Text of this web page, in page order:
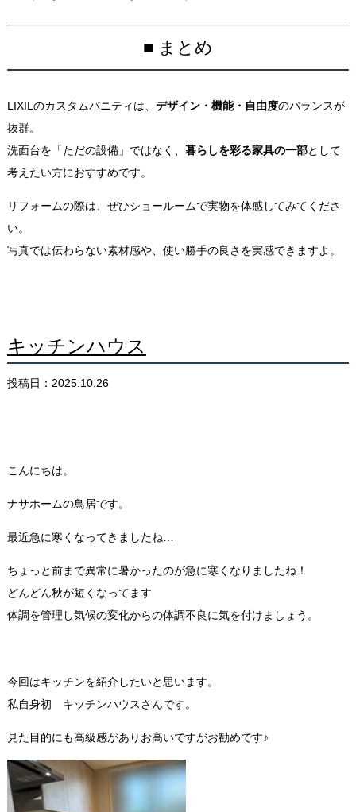
■ まとめ
LIXILのカスタムバニティは、 デザイン・機能・自由度のバランスが
抜群。
洗面台を「ただの設備」ではなく、 暮らしを彩る家具の一部として
考えたい方におすすめです。
リフォームの際は、ぜひショールームで実物を体感してみてくださ
い。
写真では伝わらない素材感や、使い勝手の良さを実感できますよ。
キッチンハウス
投稿日：2025.10.26
こんにちは。
ナサホームの鳥居です。
最近急に寒くなってきましたね…
ちょっと前まで異常に暑かったのが急に寒くなりましたね！
どんどん秋が短くなってます
体調を管理し気候の変化からの体調不良に気を付けましょう。
今回はキッチンを紹介したいと思います。
私自身初 キッチンハウスさんです。
見た目的にも高級感がありお高いですがお勧めです♪